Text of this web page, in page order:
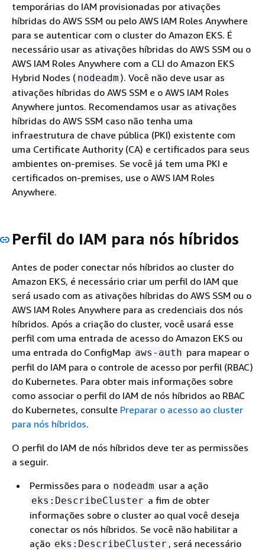
temporárias do IAM provisionadas por ativações
híbridas do AWS SSM ou pelo AWS IAM Roles Anywhere
para se autenticar com o cluster do Amazon EKS. É
necessário usar as ativações híbridas do AWS SSM ou o
AWS IAM Roles Anywhere com a CLI do Amazon EKS
Hybrid Nodes ( nodeadm ). Você não deve usar as
ativações híbridas do AWS SSM e o AWS IAM Roles
Anywhere juntos. Recomendamos usar as ativações
híbridas do AWS SSM caso não tenha uma
infraestrutura de chave pública (PKI) existente com
uma Certificate Authority (CA) e certificados para seus
ambientes on-premises. Se você já tem uma PKI e
certificados on-premises, use o AWS IAM Roles
Anywhere.
Perfil do IAM para nós híbridos
Antes de poder conectar nós híbridos ao cluster do
Amazon EKS, é necessário criar um perfil do IAM que
será usado com as ativações híbridas do AWS SSM ou o
AWS IAM Roles Anywhere para as credenciais dos nós
híbridos. Após a criação do cluster, você usará esse
perfil com uma entrada de acesso do Amazon EKS ou
uma entrada do ConfigMap aws-auth para mapear o
perfil do IAM para o controle de acesso por perfil (RBAC)
do Kubernetes. Para obter mais informações sobre
como associar o perfil do IAM de nós híbridos ao RBAC
do Kubernetes, consulte Preparar o acesso ao cluster
para nós híbridos.
O perfil do IAM de nós híbridos deve ter as permissões
a seguir.
Permissões para o nodeadm usar a ação
eks:DescribeCluster a fim de obter
informações sobre o cluster ao qual você deseja
conectar os nós híbridos. Se você não habilitar a
ação eks:DescribeCluster , será necessário